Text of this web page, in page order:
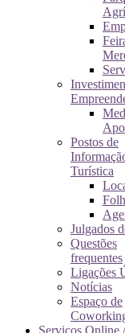
Postos de
Turística
Julgados
Questões
frequentes
Ligações
Notícias
Espaço de
Serviços Online